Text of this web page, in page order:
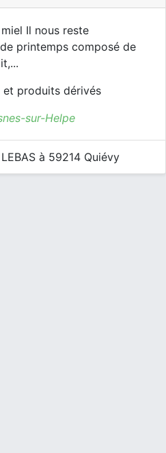
Il nous reste
printemps composé de
et produits dérivés
sur-Helpe
à 59214 Quiévy